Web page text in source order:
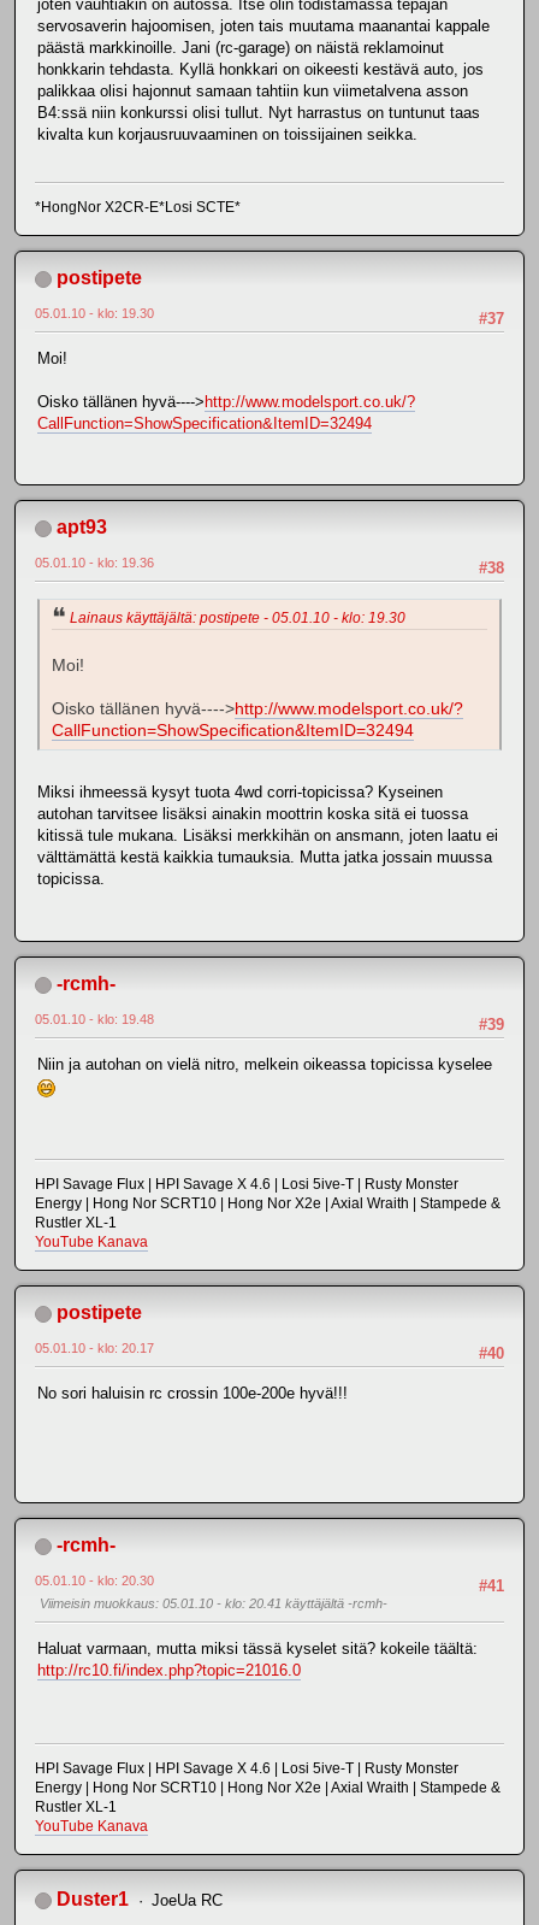
joten vauhtiakin on autossa. Itse olin todistamassa tepajan
servosaverin hajoomisen, joten tais muutama maanantai kappale
päästä markkinoille. Jani (rc-garage) on näistä reklamoinut
honkkarin tehdasta. Kyllä honkkari on oikeesti kestävä auto, jos
palikkaa olisi hajonnut samaan tahtiin kun viimetalvena asson
B4:ssä niin konkurssi olisi tullut. Nyt harrastus on tuntunut taas
kivalta kun korjausruuvaaminen on toissijainen seikka.
*HongNor X2CR-E*Losi SCTE*
postipete
#37
05.01.10 - klo: 19.30
Moi!
Oisko tällänen hyvä----> http://www.modelsport.co.uk/?
CallFunction=ShowSpecification&ItemID=32494
apt93
#38
05.01.10 - klo: 19.36
Lainaus käyttäjältä: postipete - 05.01.10 - klo: 19.30
Moi!
Oisko tällänen hyvä---->http://www.modelsport.co.uk/?
CallFunction=ShowSpecification&ItemID=32494
Miksi ihmeessä kysyt tuota 4wd corri-topicissa? Kyseinen
autohan tarvitsee lisäksi ainakin moottrin koska sitä ei tuossa
kitissä tule mukana. Lisäksi merkkihän on ansmann, joten laatu ei
välttämättä kestä kaikkia tumauksia. Mutta jatka jossain muussa
topicissa.
-rcmh-
#39
05.01.10 - klo: 19.48
Niin ja autohan on vielä nitro, melkein oikeassa topicissa kyselee
HPI Savage Flux | HPI Savage X 4.6 | Losi 5ive-T | Rusty Monster
Energy | Hong Nor SCRT10 | Hong Nor X2e | Axial Wraith | Stampede &
Rustler XL-1
YouTube Kanava
postipete
#40
05.01.10 - klo: 20.17
No sori haluisin rc crossin 100e-200e hyvä!!!
-rcmh-
#41
05.01.10 - klo: 20.30
Viimeisin muokkaus: 05.01.10 - klo: 20.41 käyttäjältä -rcmh-
Haluat varmaan, mutta miksi tässä kyselet sitä? kokeile täältä:
http://rc10.fi/index.php?topic=21016.0
HPI Savage Flux | HPI Savage X 4.6 | Losi 5ive-T | Rusty Monster
Energy | Hong Nor SCRT10 | Hong Nor X2e | Axial Wraith | Stampede &
Rustler XL-1
YouTube Kanava
Duster1 JoeUa RC